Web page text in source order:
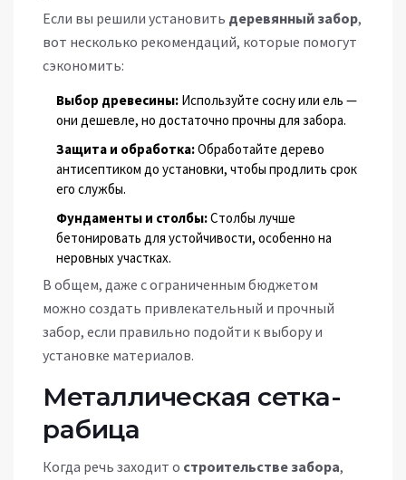
Если вы решили установить деревянный забор,
вот несколько рекомендаций, которые помогут
сэкономить:
Выбор древесины: Используйте сосну или ель —
они дешевле, но достаточно прочны для забора.
Защита и обработка:Обработайте дерево
антисептиком до установки, чтобы продлить срок
его службы.
Фундаменты и столбы:Столбы лучше
бетонировать для устойчивости, особенно на
неровных участках.
В общем, даже с ограниченным бюджетом
можно создать привлекательный и прочный
забор, если правильно подойти к выбору и
установке материалов.
Металлическая сетка-
рабица
Когда речь заходит о строительстве забора,